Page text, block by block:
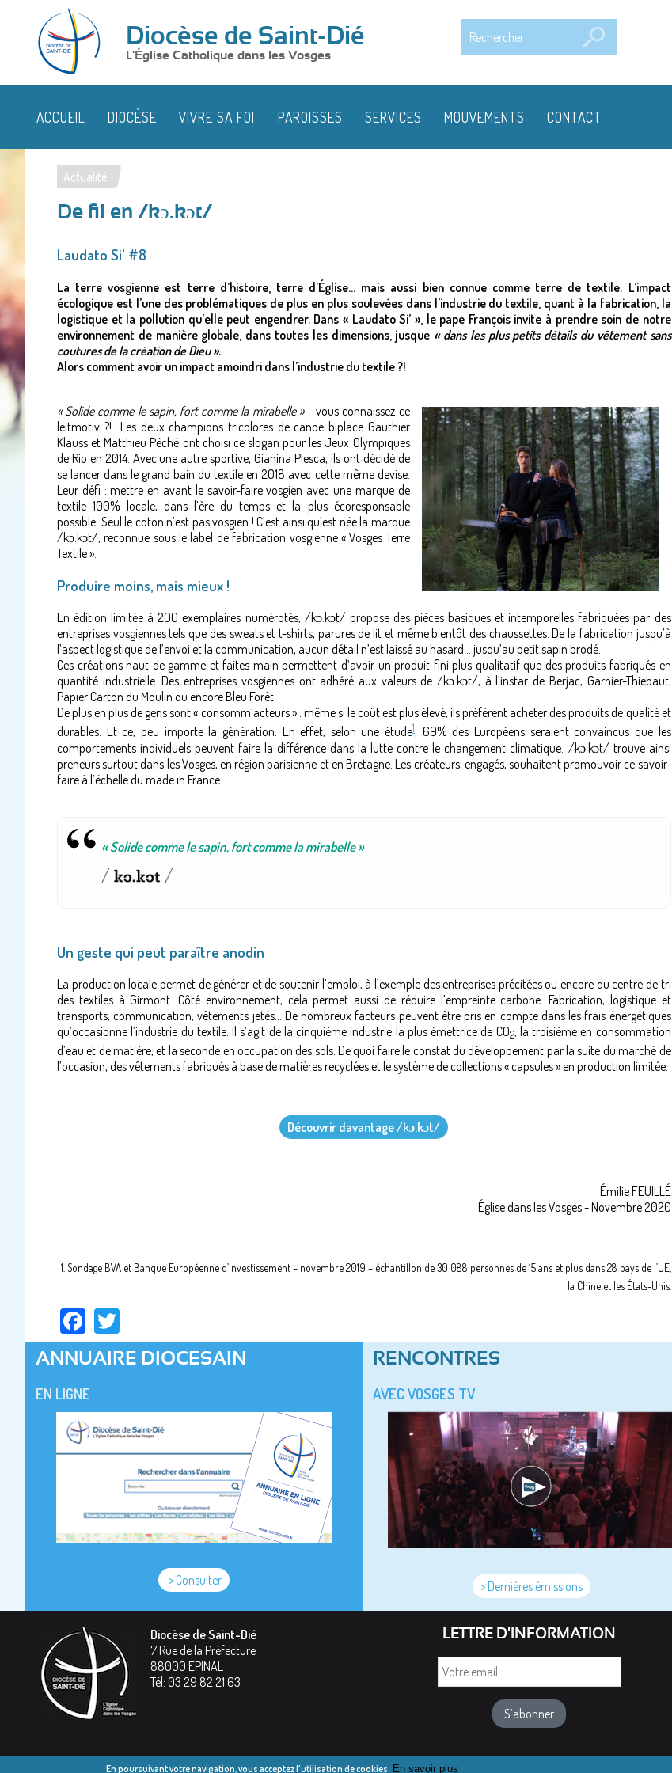
Diocèse de Saint-Dié
L'Église Catholique dans les Vosges
ACCUEIL DIOCÈSE VIVRE SA FOI PAROISSES SERVICES MOUVEMENTS CONTACT
Vous
êtes
ici
Actualité
De fil en /kɔ.kɔt/
Laudato Si' #8
La terre vosgienne est terre d’histoire, terre d’Église… mais aussi bien connue comme terre de textile. L’impact
écologique est l’une des problématiques de plus en plus soulevées dans l’industrie du textile, quant à la fabrication, la
logistique et la pollution qu’elle peut engendrer. Dans« Laudato Si’ », le pape François invite à prendre soin de notre
environnement de manière globale, dans toutes les dimensions, jusque « dans les plus petits détails du vêtement sans
coutures de la création de Dieu ».
Alors comment avoir un impact amoindri dans l’industrie du textile ?!
« Solide comme le sapin, fort comme la mirabelle »– vous connaissez ce
leitmotiv ?! Les deux champions tricolores de canoë biplace Gauthier
Klauss et Matthieu Péché ont choisi ce slogan pour les Jeux Olympiques
de Rio en 2014. Avec une autre sportive, Gianina Plesca, ils ont décidé de
se lancer dans le grand bain du textile en 2018 avec cette même devise.
Leur défi : mettre en avant le savoir-faire vosgien avec une marque de
textile 100% locale, dans l’ère du temps et la plus écoresponsable
possible. Seul le coton n’est pas vosgien ! C’est ainsi qu’est née la marque
/kɔ.kɔt/, reconnue sous le label de fabrication vosgienne « Vosges Terre
Textile ».
Produire moins, mais mieux !
En édition limitée à 200 exemplaires numérotés, /kɔ.kɔt/ propose des pièces basiques et intemporelles fabriquées par des
entreprises vosgiennes tels que des sweats et t-shirts, parures de lit et même bientôt des chaussettes. De la fabrication jusqu’à
l’aspect logistique de l’envoi et la communication, aucun détail n’est laissé au hasard… jusqu’au petit sapin brodé.
Ces créations haut de gamme et faites main permettent d’avoir un produit fini plus qualitatif que des produits fabriqués en
quantité industrielle. Des entreprises vosgiennes ont adhéré aux valeurs de /kɔ.kɔt/, à l’instar de Berjac, Garnier-Thiebaut,
Papier Carton du Moulin ou encore Bleu Forêt.
De plus en plus de gens sont « consomm’acteurs » : même si le coût est plus élevé, ils préfèrent acheter des produits de qualité et
durables. Et ce, peu importe la génération. En effet, selon une étude1, 69% des Européens seraient convaincus que les
comportements individuels peuvent faire la différence dans la lutte contre le changement climatique. /kɔ.kɔt/ trouve ainsi
preneurs surtout dans les Vosges, en région parisienne et en Bretagne. Les créateurs, engagés, souhaitent promouvoir ce savoir-
faire à l’échelle du made in France.
« Solide comme le sapin, fort comme la mirabelle »
Un geste qui peut paraître anodin
La production locale permet de générer et de soutenir l’emploi, à l’exemple des entreprises précitées ou encore du centre de tri
des textiles à Girmont. Côté environnement, cela permet aussi de réduire l’empreinte carbone. Fabrication, logistique et
transports, communication, vêtements jetés… De nombreux facteurs peuvent être pris en compte dans les frais énergétiques
qu’occasionne l’industrie du textile. Il s’agit de la cinquième industrie la plus émettrice de CO2, la troisième en consommation
d’eau et de matière, et la seconde en occupation des sols. De quoi faire le constat du développement par la suite du marché de
l’occasion, des vêtements fabriqués à base de matières recyclées et le système de collections « capsules » en production limitée.
Découvrir davantage /kɔ.kɔt/
Émilie FEUILLÉ
Église dans les Vosges - Novembre 2020
1. Sondage BVA et Banque Européenne d’investissement – novembre 2019 – échantillon de 30 088 personnes de 15 ans et plus dans 28 pays de l’UE,
la Chine et les États-Unis.
Facebook
ANNUAIRE DIOCESAIN
EN LIGNE
> Consulter
RENCONTRES
AVEC VOSGES TV
> Dernières émissions
Diocèse de Saint-Dié
7 Rue de la Préfecture
88000 EPINAL
Tél: 03 29 82 21 63
LETTRE D'INFORMATION
En poursuivant votre navigation, vous acceptez l'utilisation de cookies. En savoir plus